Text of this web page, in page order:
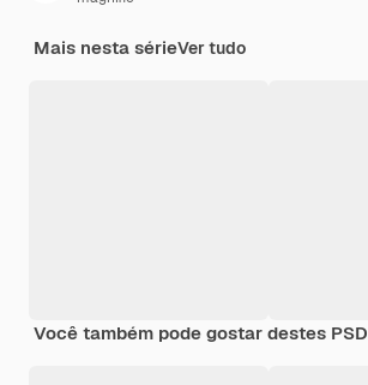
Mais nesta sérieVer tudo
Você também pode gostar destes PSD